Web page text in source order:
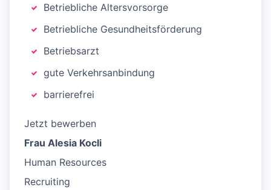
Betriebliche Altersvorsorge
Betriebliche Gesundheitsförderung
Betriebsarzt
gute Verkehrsanbindung
barrierefrei
Jetzt bewerben
Frau Alesia Kocli
Human Resources
Recruiting